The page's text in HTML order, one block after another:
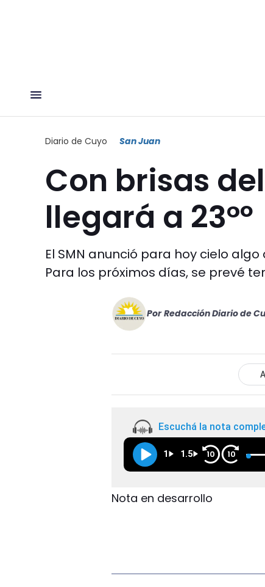
Diario de Cuyo San Juan
Con brisas
llegará a 23°º
El SMN anunció para hoy cielo
Para los próximos días, se prevé
Por Redacción Diario de
Escuchá la nota
1 1.5 10 10
Nota en desarrollo